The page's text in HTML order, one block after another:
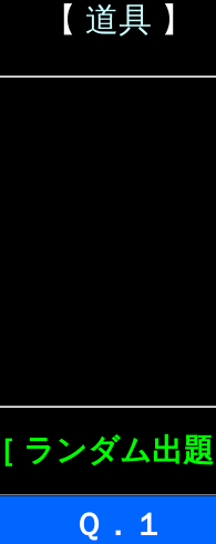
【 道具 】
［ ランダム出題
Ｑ．１